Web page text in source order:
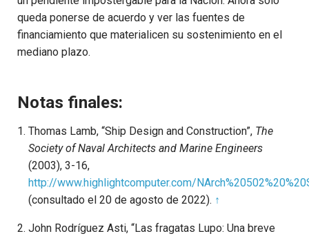
queda ponerse de acuerdo y ver las fuentes de
financiamiento que materialicen su sostenimiento en el
mediano plazo.
Notas finales:
Thomas Lamb, “Ship Design and Construction”, The
Society of Naval Architects and Marine Engineers
(2003), 3-16,
http://www.highlightcomputer.com/
(consultado el 20 de agosto de 2022). ↑
John Rodríguez Asti, “Las fragatas Lupo: Una breve